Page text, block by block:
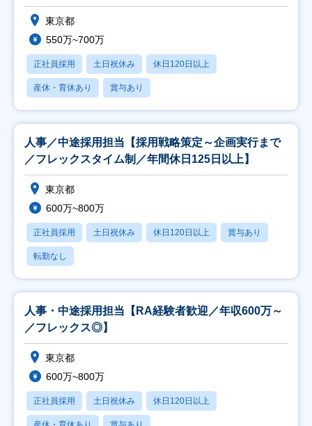
東京都
550万~700万
正社員採用 土日祝休み 休日120日以上
産休・育休あり 賞与あり
人事／中途採用担当【採用戦略策定～企画実行まで
／フレックスタイム制／年間休日125日以上】
東京都
600万~800万
正社員採用 土日祝休み 休日120日以上 賞与あり
転勤なし
人事・中途採用担当【RA経験者歓迎／年収600万～
／フレックス◎】
東京都
600万~800万
正社員採用 土日祝休み 休日120日以上